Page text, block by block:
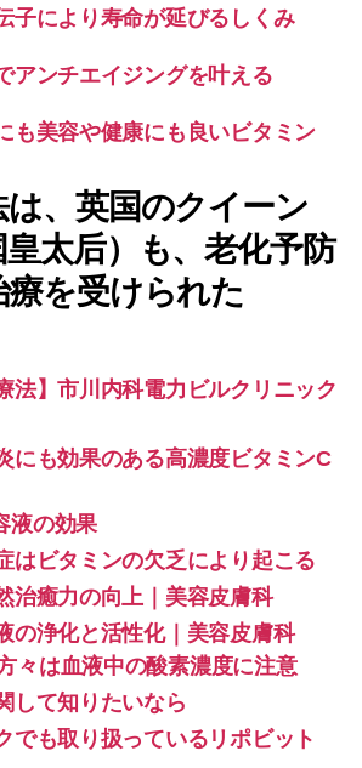
子により寿命が延びるしくみ
アンチエイジングを叶える
も美容や健康にも良いビタミン
、英国のクイーン
太后）も、老化予防
を受けられた
法】市川内科電力ビルクリニック
にも効果のある高濃度ビタミンC
液の効果
はビタミンの欠乏により起こる
治癒力の向上｜美容皮膚科
の浄化と活性化｜美容皮膚科
々は血液中の酸素濃度に注意
して知りたいなら
でも取り扱っているリポビット